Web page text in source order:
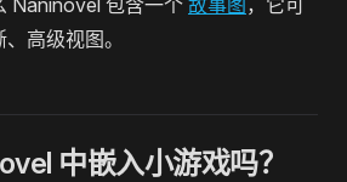
Naninovel 包含一个 故事图 ，它可
高级视图。
中嵌入小游戏吗？